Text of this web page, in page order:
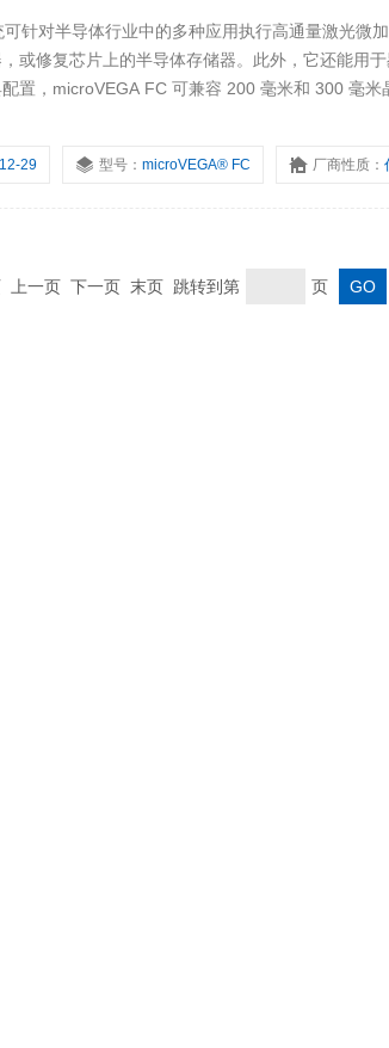
针对半导体行业中的多种应用执行高通量激光微
或修复芯片上的半导体存储器。此外，它还能用
置，microVEGA FC 可兼容 200 毫米和 300 毫米
29 型号：microVEGA® FC 厂商性质：
上一页 下一页 末页 跳转到第 页